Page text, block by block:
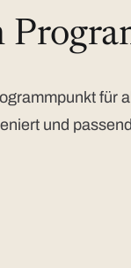
für
und